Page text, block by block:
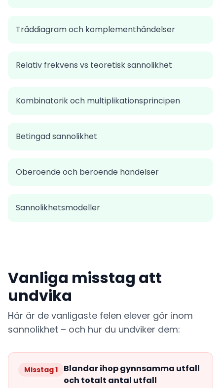
Träddiagram och komplementhändelser
Relativ frekvens vs teoretisk sannolikhet
Kombinatorik och multiplikationsprincipen
Betingad sannolikhet
Oberoende och beroende händelser
Sannolikhetsmodeller
Vanliga misstag att
undvika
Här är de vanligaste felen elever gör inom
sannolikhet – och hur du undviker dem:
Misstag 1
Blandar ihop gynnsamma utfall
och totalt antal utfall